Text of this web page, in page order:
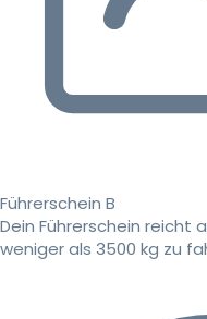
Führerschein B
Dein Führerschein reicht
weniger als 3500 kg zu